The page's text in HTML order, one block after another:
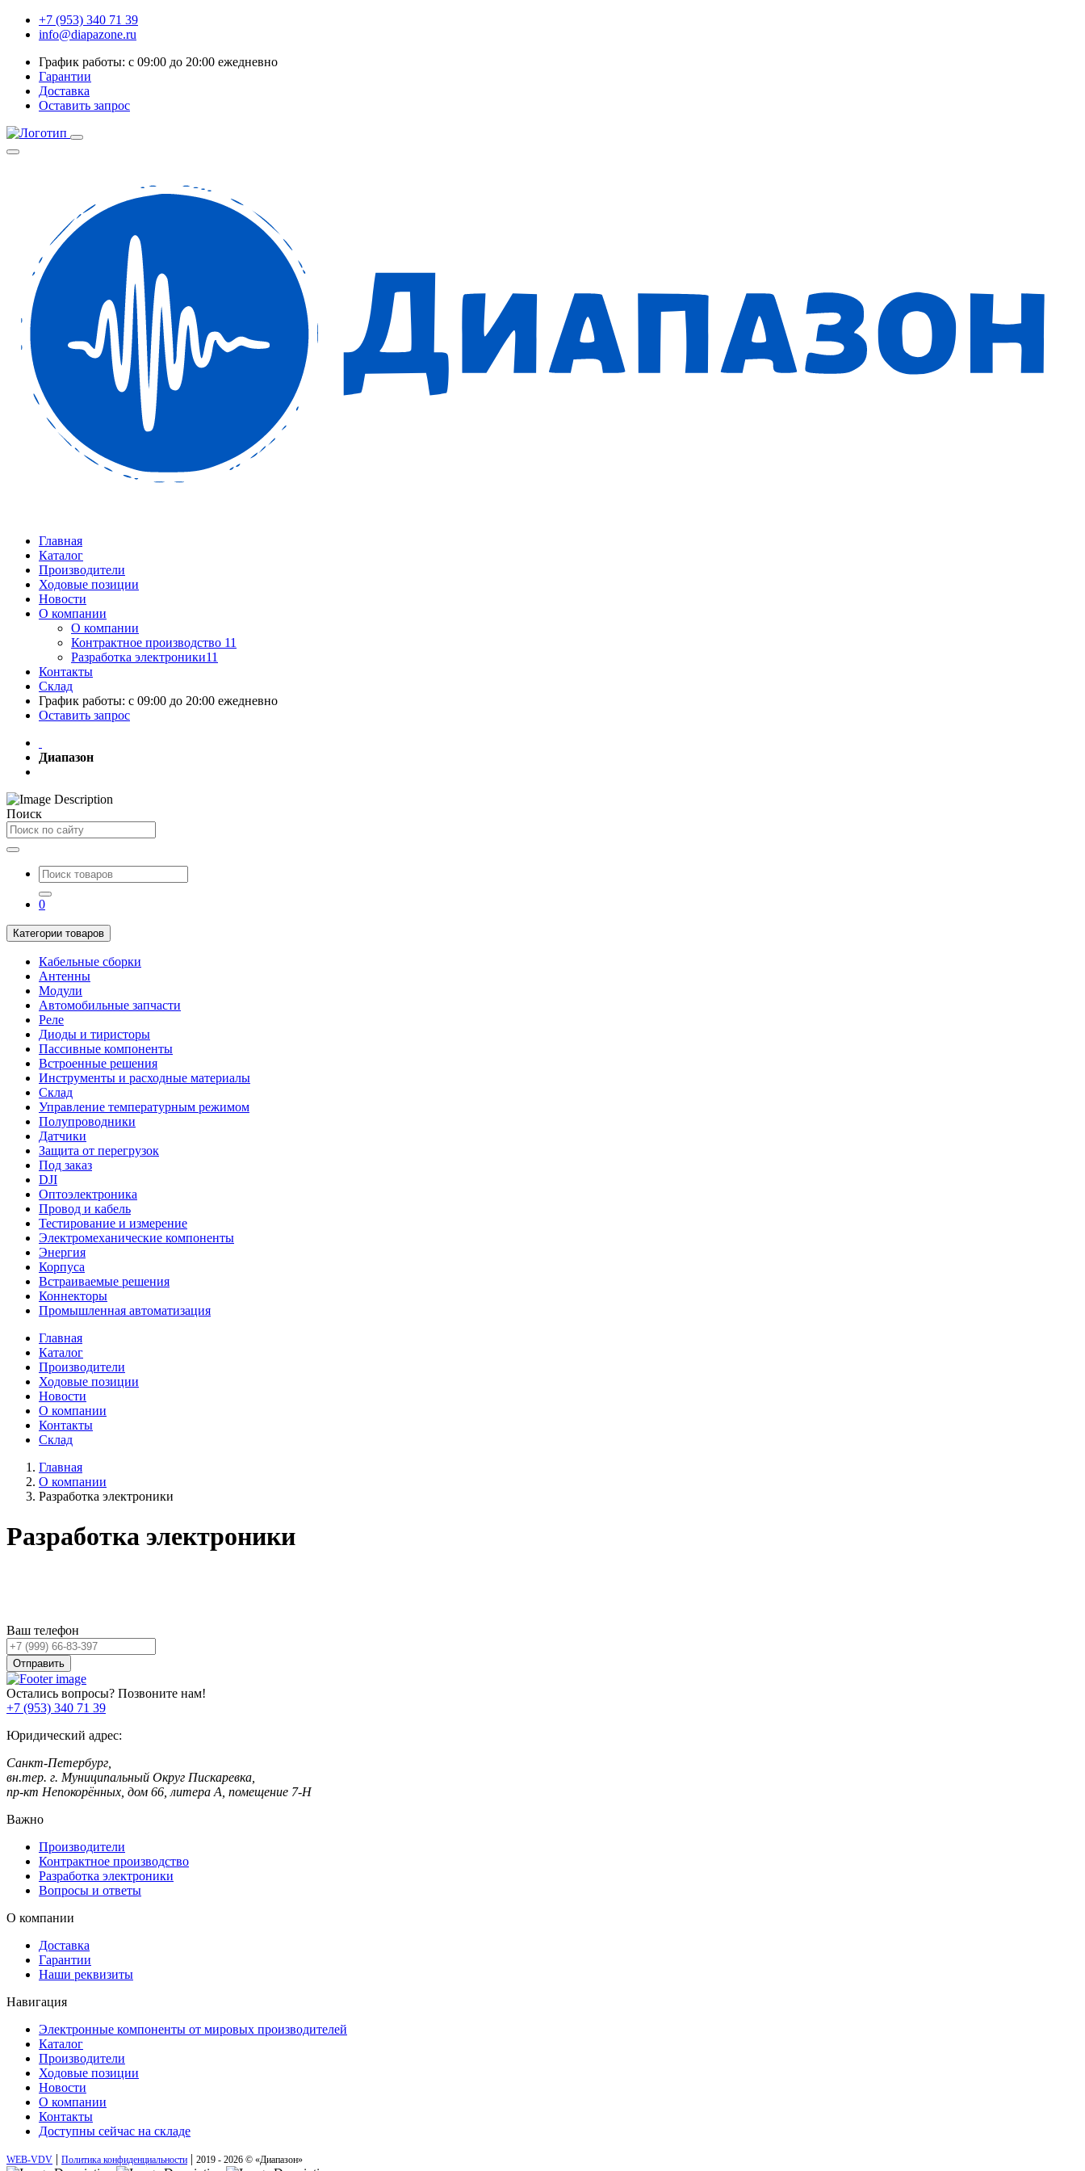
+7 (953) 340 71 39
info@diapazone.ru
График работы: с 09:00 до 20:00 ежедневно
Гарантии
Доставка
Оставить запрос
Главная
Каталог
Производители
Ходовые позиции
Новости
О компании
О компании
Контрактное производство 11
Разработка электроники11
Контакты
Склад
График работы: с 09:00 до 20:00 ежедневно
Оставить запрос
Диапазон
Поиск
0
Категории товаров
Кабельные сборки
Антенны
Модули
Автомобильные запчасти
Реле
Диоды и тиристоры
Пассивные компоненты
Встроенные решения
Инструменты и расходные материалы
Склад
Управление температурным режимом
Полупроводники
Датчики
Защита от перегрузок
Под заказ
DJI
Оптоэлектроника
Провод и кабель
Тестирование и измерение
Электромеханические компоненты
Энергия
Корпуса
Встраиваемые решения
Коннекторы
Промышленная автоматизация
Главная
Каталог
Производители
Ходовые позиции
Новости
О компании
Контакты
Склад
Главная
О компании
Разработка электроники
Разработка электроники
Ваш телефон
Отправить
Остались вопросы? Позвоните нам!
+7 (953) 340 71 39
Юридический адрес:
Санкт-Петербург,
вн.тер. г. Муниципальный Округ Пискаревка,
пр-кт Непокорённых, дом 66, литера А, помещение 7-Н
Важно
Производители
Контрактное производство
Разработка электроники
Вопросы и ответы
О компании
Доставка
Гарантии
Наши реквизиты
Навигация
Электронные компоненты от мировых производителей
Каталог
Производители
Ходовые позиции
Новости
О компании
Контакты
Доступны сейчас на складе
WEB-VDV | Политика конфиденциальности | 2019 - 2026 © «Диапазон»